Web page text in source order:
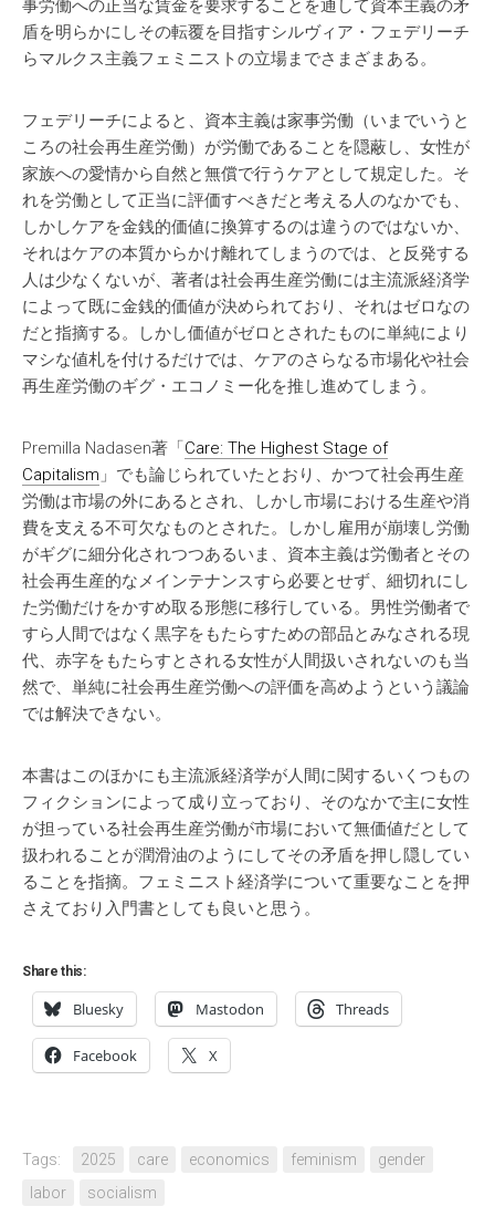
事労働への正当な賃金を要求することを通して資本主義の矛
盾を明らかにしその転覆を目指すシルヴィア・フェデリーチ
らマルクス主義フェミニストの立場までさまざまある。
フェデリーチによると、資本主義は家事労働（いまでいうと
ころの社会再生産労働）が労働であることを隠蔽し、女性が
家族への愛情から自然と無償で行うケアとして規定した。そ
れを労働として正当に評価すべきだと考える人のなかでも、
しかしケアを金銭的価値に換算するのは違うのではないか、
それはケアの本質からかけ離れてしまうのでは、と反発する
人は少なくないが、著者は社会再生産労働には主流派経済学
によって既に金銭的価値が決められており、それはゼロなの
だと指摘する。しかし価値がゼロとされたものに単純により
マシな値札を付けるだけでは、ケアのさらなる市場化や社会
再生産労働のギグ・エコノミー化を推し進めてしまう。
Premilla Nadasen著「Care: The Highest Stage of
Capitalism 」でも論じられていたとおり、かつて社会再生産
労働は市場の外にあるとされ、しかし市場における生産や消
費を支える不可欠なものとされた。しかし雇用が崩壊し労働
がギグに細分化されつつあるいま、資本主義は労働者とその
社会再生産的なメインテナンスすら必要とせず、細切れにし
た労働だけをかすめ取る形態に移行している。男性労働者で
すら人間ではなく黒字をもたらすための部品とみなされる現
代、赤字をもたらすとされる女性が人間扱いされないのも当
然で、単純に社会再生産労働への評価を高めようという議論
では解決できない。
本書はこのほかにも主流派経済学が人間に関するいくつもの
フィクションによって成り立っており、そのなかで主に女性
が担っている社会再生産労働が市場において無価値だとして
扱われることが潤滑油のようにしてその矛盾を押し隠してい
ることを指摘。フェミニスト経済学について重要なことを押
さえており入門書としても良いと思う。
Share this:
Bluesky Mastodon Threads
Facebook X
Tags: 2025 care economics feminism
gender
labor
socialism